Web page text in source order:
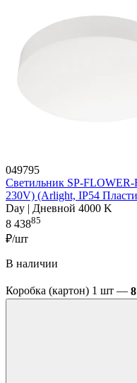
049795
Светильник SP-
230V) (Arlight, IP54
Day | Дневной 4000 K
8 43885
₽/шт
В наличии
Коробка (картон) 1 шт —